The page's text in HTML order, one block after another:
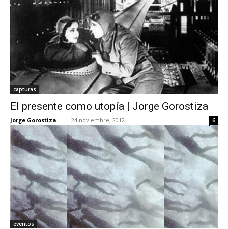
capturas
El presente como utopía | Jorge Gorostiza
Jorge Gorostiza - 24 noviembre, 2012 6
eventos